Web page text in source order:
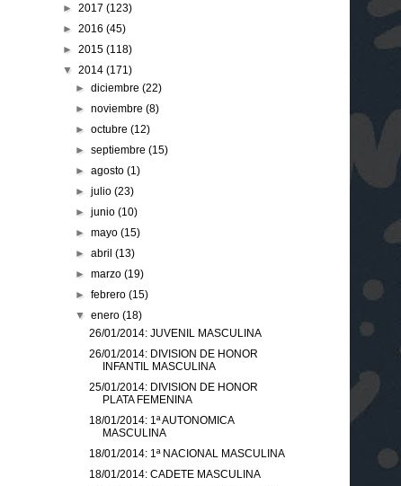
► 2017 (123)
► 2016 (45)
► 2015 (118)
▼ 2014 (171)
►diciembre(22)
►noviembre(8)
►octubre(12)
►septiembre(15)
►agosto(1)
►julio(23)
►junio(10)
►mayo(15)
►abril(13)
►marzo(19)
►febrero(15)
▼enero(18)
26/01/2014: JUVENIL MASCULINA
26/01/2014: DIVISION DE HONOR
INFANTIL MASCULINA
25/01/2014: DIVISION DE HONOR
PLATA FEMENINA
18/01/2014: 1ª AUTONOMICA
MASCULINA
18/01/2014: 1ª NACIONAL MASCULINA
18/01/2014: CADETE MASCULINA